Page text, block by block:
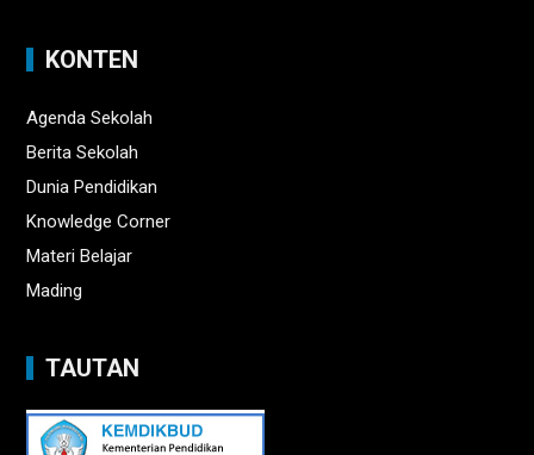
KONTEN
Agenda Sekolah
Berita Sekolah
Dunia Pendidikan
Knowledge Corner
Materi Belajar
Mading
TAUTAN